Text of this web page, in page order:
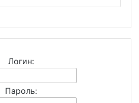
Логин:
Пароль: